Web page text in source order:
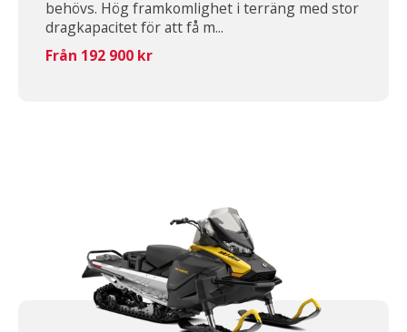
behövs. Hög framkomlighet i terräng med stor
dragkapacitet för att få m...
Från 192 900 kr